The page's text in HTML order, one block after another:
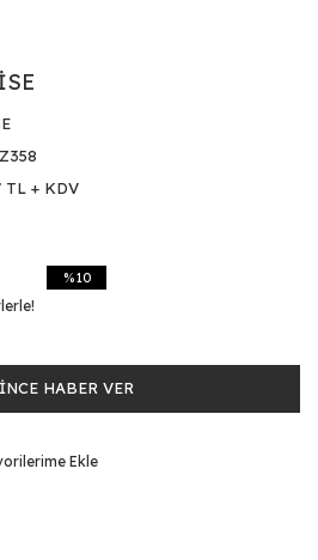
TL + KDV
%10
HABER VER